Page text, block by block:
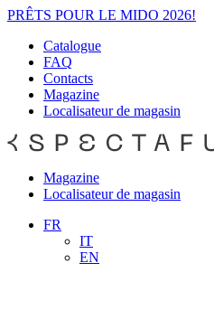
PRÊTS POUR LE MIDO 2026!
Catalogue
FAQ
Contacts
Magazine
Localisateur de magasin
Magazine
Localisateur de magasin
FR
IT
EN